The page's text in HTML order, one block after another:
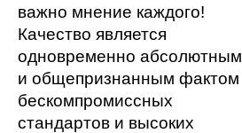
важно мнение каждого!
Качество является
одновременно абсолютным
и общепризнанным фактом
бескомпромиссных
стандартов и высоких